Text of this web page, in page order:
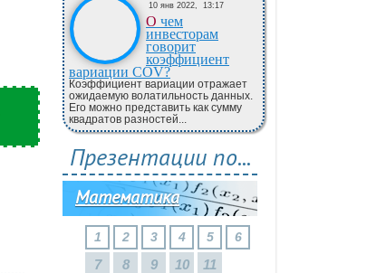
10 янв 2022, 13:17
О чем
инвесторам
говорит
коэффициент
вариации COV?
Коэффициент вариации отражает
ожидаемую волатильность данных.
Его можно представить как сумму
квадратов разностей...
Презентации по...
Математика
1 2 3 4 5 6
7 8 9 10 11